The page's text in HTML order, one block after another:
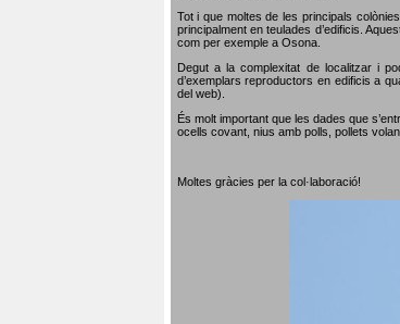
Tot i que moltes de les principals
principalment en teulades d’edificis.
com per exemple a Osona.
Degut a la complexitat de localitzar i
d’exemplars reproductors en edificis a
del web).
És molt important que les dades que
ocells covant, nius amb polls, pollets
Moltes gràcies per la col·laboració!